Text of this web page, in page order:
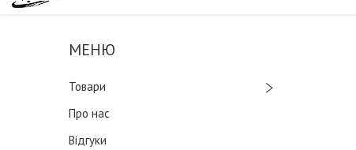
Товари
Про нас
Відгуки